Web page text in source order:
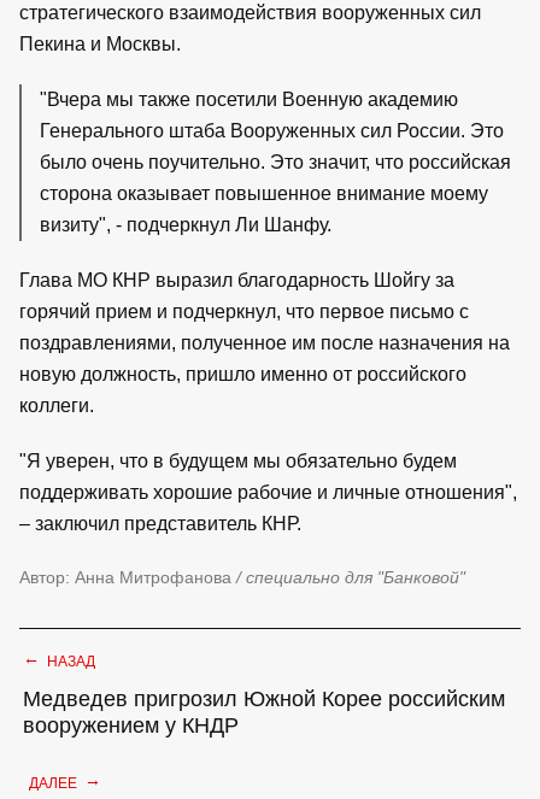
стратегического взаимодействия вооруженных сил
Пекина и Москвы.
"Вчера мы также посетили Военную академию
Генерального штаба Вооруженных сил России. Это
было очень поучительно. Это значит, что российская
сторона оказывает повышенное внимание моему
визиту", - подчеркнул Ли Шанфу.
Глава МО КНР выразил благодарность Шойгу за
горячий прием и подчеркнул, что первое письмо с
поздравлениями, полученное им после назначения на
новую должность, пришло именно от российского
коллеги.
"Я уверен, что в будущем мы обязательно будем
поддерживать хорошие рабочие и личные отношения",
– заключил представитель КНР.
Автор: Анна Митрофанова / специально для "Банковой"
← НАЗАД
Медведев пригрозил Южной Корее российским
вооружением у КНДР
ДАЛЕЕ →